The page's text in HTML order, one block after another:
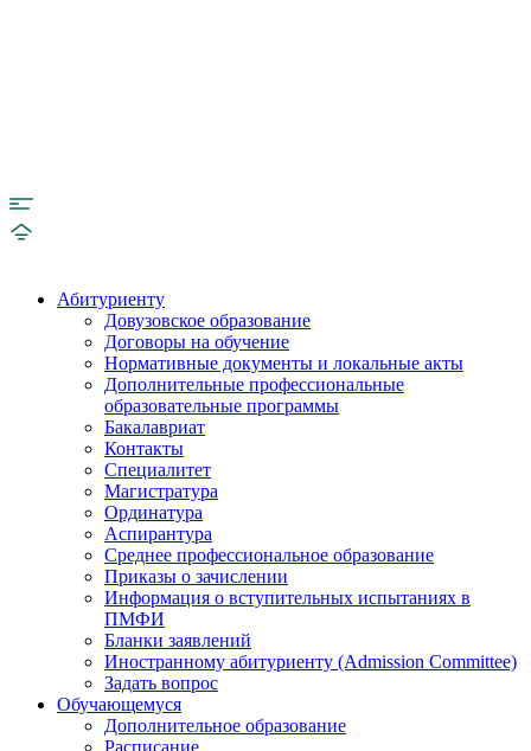
Абитуриенту
Довузовское образование
Договоры на обучение
Нормативные документы и локальные акты
Дополнительные профессиональные
образовательные программы
Бакалавриат
Контакты
Специалитет
Магистратура
Ординатура
Аспирантура
Среднее профессиональное образование
Приказы о зачислении
Информация о вступительных испытаниях в
ПМФИ
Бланки заявлений
Иностранному абитуриенту (Admission Committee)
Задать вопрос
Обучающемуся
Дополнительное образование
Расписание